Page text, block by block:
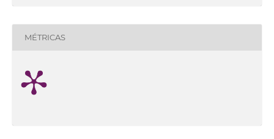
MÉTRICAS